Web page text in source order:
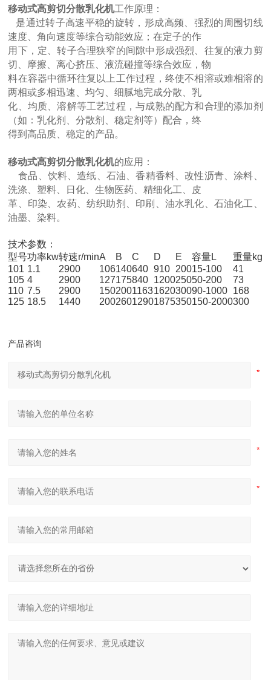
移动式高剪切分散乳化机工作原理：
是通过转子高速平稳的旋转，形成高频、强烈的周围切线
速度、角向速度等综合动能效应；在定子的作
用下，定、转子合理狭窄的间隙中形成强烈、往复的液力剪
切、摩擦、离心挤压、液流碰撞等综合效应，物
料在容器中循环往复以上工作过程，终使不相溶或难相溶的
两相或多相迅速、均匀、细腻地完成分散、乳
化、均质、溶解等工艺过程，与成熟的配方和合理的添加剂
（如：乳化剂、分散剂、稳定剂等）配合，终
得到高品质、稳定的产品。
移动式高剪切分散乳化机的应用：
食品、饮料、造纸、石油、香精香料、改性沥青、涂料、
洗涤、塑料、日化、生物医药、精细化工、皮
革、印染、农药、纺织助剂、印刷、油水乳化、石油化工、
油墨、染料。
技术参数：
型号功率kw转速r/minA B C D E 容量L
重量kg
101 1.1 2900 106140640 910 20015-100
41
105 4 2900 127175840 120025050-200
73
110 7.5 2900 1502001163162030090-1000 168
125 18.5 1440 20026012901875350150-2000300
产品咨询